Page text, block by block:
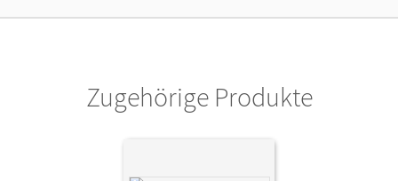
Unterrichtsmanagers solange das Lehrwerk erhältlich ist.
Zugehörige Produkte